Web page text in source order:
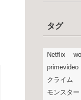
タグ
Netflix
primevideo
クライム
モンスタ